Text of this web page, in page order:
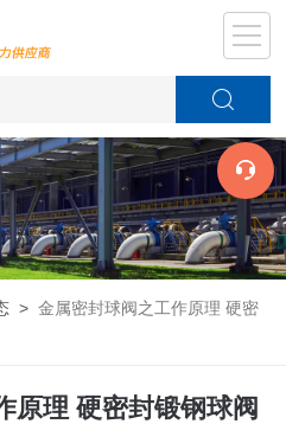
>金属密封球阀之工作原理 硬密
原理 硬密封锻钢球阀